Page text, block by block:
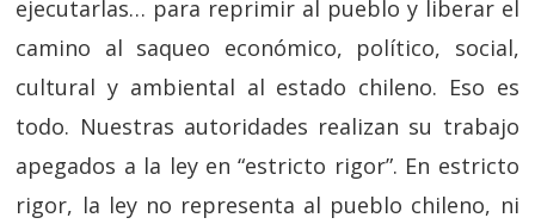
ejecutarlas… para reprimir al pueblo y liberar el
camino al saqueo económico, político, social,
cultural y ambiental al estado chileno. Eso es
todo. Nuestras autoridades realizan su trabajo
apegados a la ley en “estricto rigor”. En estricto
rigor, la ley no representa al pueblo chileno, ni